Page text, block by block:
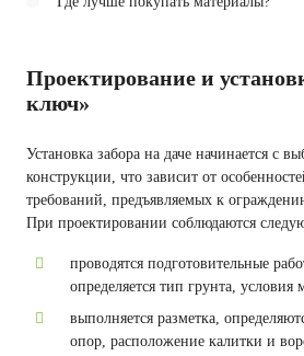
Проектирование и
ключ»
Установка забора на даче начинается с
конструкции, что зависит от
требований, предъявляемых к
При проектировании соблюдаются
проводятся подготовительные
определяется тип грунта, условия
выполняется разметка,
опор, расположение калитки и